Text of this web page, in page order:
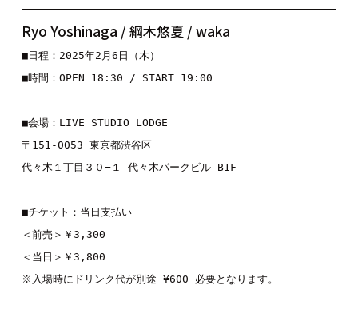
Ryo Yoshinaga / 綱木悠夏 / waka
■日程：2025年2月6日（木）
■時間：OPEN 18:30 / START 19:00
■会場：LIVE STUDIO LODGE
〒151-0053 東京都渋谷区
代々木１丁目３０−１ 代々木パークビル B1F
■チケット：当日支払い
＜前売＞￥3,300
＜当日＞￥3,800
※入場時にドリンク代が別途 ¥600 必要となります。